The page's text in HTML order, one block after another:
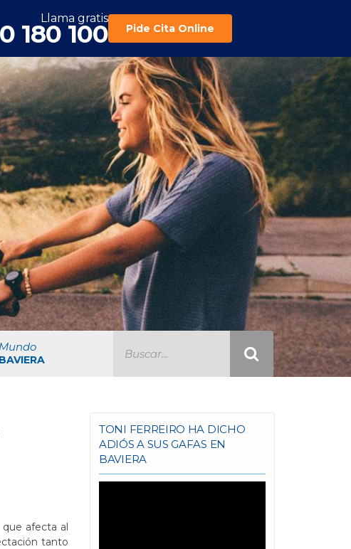
Llama gratis
180 100 Pide Cita Online
Mundo
BAVIERA
afecta al
tanto
TONI FERREIRO HA DICHO
ADIÓS A SUS GAFAS EN
BAVIERA